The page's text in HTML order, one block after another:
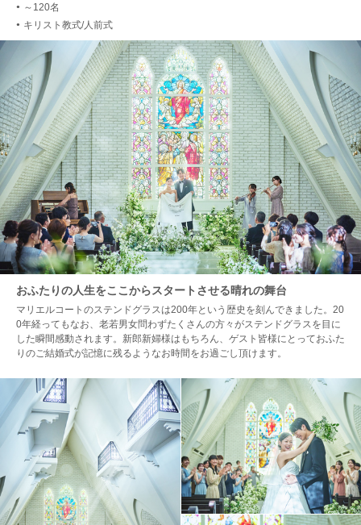
● ～120名
● キリスト教式/人前式
おふたりの人生をここからスタートさせる晴れの舞台
マリエルコートのステンドグラスは200年という歴史を刻んできました。20
0年経ってもなお、老若男女問わずたくさんの方々がステンドグラスを目に
した瞬間感動されます。新郎新婦様はもちろん、ゲスト皆様にとっておふた
りのご結婚式が記憶に残るようなお時間をお過ごし頂けます。